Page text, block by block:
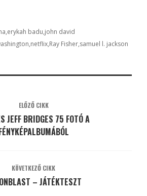
erykah badu john david
netflix Ray Fisher samuel l. jackson
ELŐZŐ CIKK
JEFF BRIDGES 75 FOTÓ A
KÖVETKEZŐ CIKK
– JÁTÉKTESZT